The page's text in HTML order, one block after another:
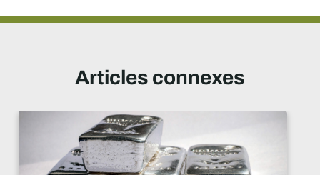
Articles connexes